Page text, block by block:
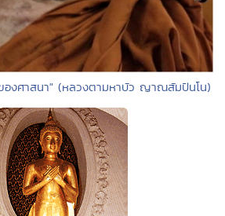
องศาสนา" (หลวงตามหาบัว ญาณสัมปันโน)